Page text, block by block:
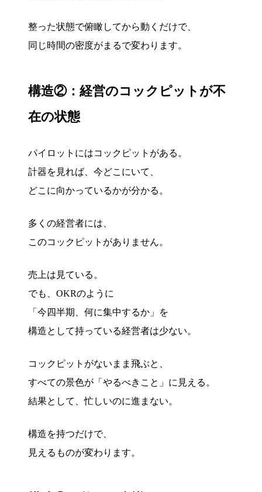
整った状態で俯瞰してから動くだけで、
同じ時間の密度がまるで変わります。
構造②：経営のコックピットが不
在の状態
パイロットにはコックピットがある。
計器を見れば、今どこにいて、
どこに向かっているかが分かる。
多くの経営者には、
このコックピットがありません。
売上は見ている。
でも、OKRのように
「今四半期、何に集中するか」を
構造として持っている経営者は少ない。
コックピットがないまま飛ぶと、
すべての景色が「やるべきこと」に見える。
結果として、忙しいのに進まない。
構造を持つだけで、
見えるものが変わります。